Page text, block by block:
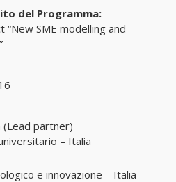
del Programma:
“New SME modelling and
(Lead partner)
– Italia
e innovazione – Italia